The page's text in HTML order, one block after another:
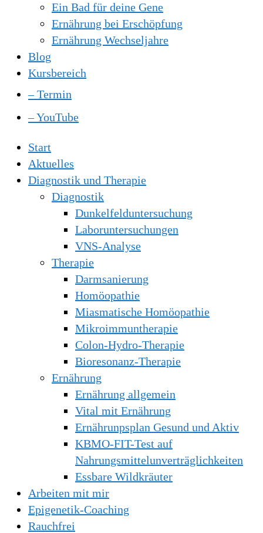
Ein Bad für deine Gene
Ernährung bei Erschöpfung
Ernährung Wechseljahre
Blog
Kursbereich
– Termin
– YouTube
Start
Aktuelles
Diagnostik und Therapie
Diagnostik
Dunkelfelduntersuchung
Laboruntersuchungen
VNS-Analyse
Therapie
Darmsanierung
Homöopathie
Miasmatische Homöopathie
Mikroimmuntherapie
Colon-Hydro-Therapie
Bioresonanz-Therapie
Ernährung
Ernährung allgemein
Vital mit Ernährung
Ernährunpsplan Gesund und Aktiv
KBMO-FIT-Test auf
Nahrungsmittelunverträglichkeiten
Essbare Wildkräuter
Arbeiten mit mir
Epigenetik-Coaching
Rauchfrei